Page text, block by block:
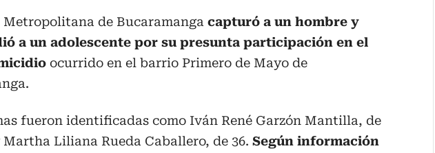
Metropolitana de Bucaramanga capturó a un hombre y
a un adolescente por su presunta participación en el
ocurrido en el barrio Primero de Mayo de
fueron identificadas como Iván René Garzón Mantilla, de
Martha Liliana Rueda Caballero, de 36. Según información